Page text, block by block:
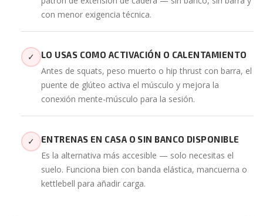
con menor exigencia técnica.
✓ LO USAS COMO ACTIVACIÓN O CALENTAMIENTO
Antes de squats, peso muerto o hip thrust con barra, el
puente de glúteo activa el músculo y mejora la
conexión mente-músculo para la sesión.
✓ ENTRENAS EN CASA O SIN BANCO DISPONIBLE
Es la alternativa más accesible — solo necesitas el
suelo. Funciona bien con banda elástica, mancuerna o
kettlebell para añadir carga.